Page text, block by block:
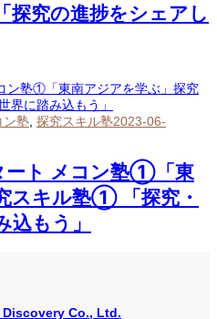
探究の進捗をシェアし
ン塾 探究スキル塾2023-06-
ート メコン塾①「東
スキル塾① 「探究・
込もう」
Co., Ltd.